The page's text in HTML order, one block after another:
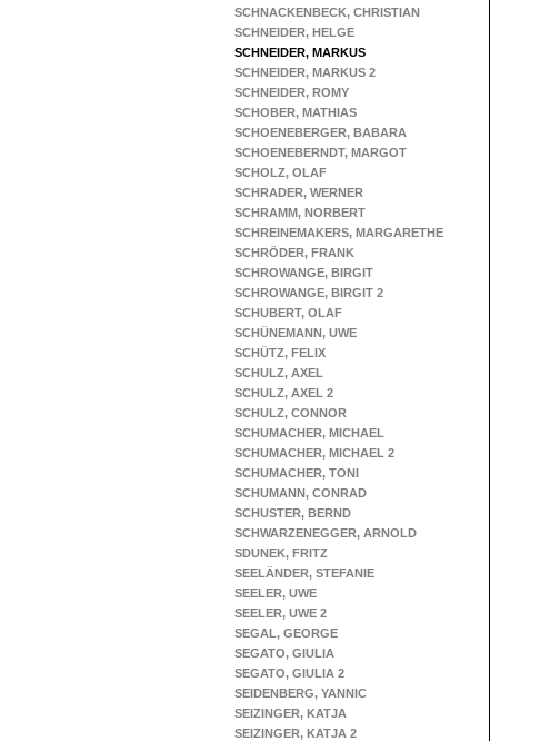
SCHNACKENBECK, CHRISTIAN
SCHNEIDER, HELGE
SCHNEIDER, MARKUS
SCHNEIDER, MARKUS 2
SCHNEIDER, ROMY
SCHOBER, MATHIAS
SCHOENEBERGER, BABARA
SCHOENEBERNDT, MARGOT
SCHOLZ, OLAF
SCHRADER, WERNER
SCHRAMM, NORBERT
SCHREINEMAKERS, MARGARETHE
SCHRÖDER, FRANK
SCHROWANGE, BIRGIT
SCHROWANGE, BIRGIT 2
SCHUBERT, OLAF
SCHÜNEMANN, UWE
SCHÜTZ, FELIX
SCHULZ, AXEL
SCHULZ, AXEL 2
SCHULZ, CONNOR
SCHUMACHER, MICHAEL
SCHUMACHER, MICHAEL 2
SCHUMACHER, TONI
SCHUMANN, CONRAD
SCHUSTER, BERND
SCHWARZENEGGER, ARNOLD
SDUNEK, FRITZ
SEELÄNDER, STEFANIE
SEELER, UWE
SEELER, UWE 2
SEGAL, GEORGE
SEGATO, GIULIA
SEGATO, GIULIA 2
SEIDENBERG, YANNIC
SEIZINGER, KATJA
SEIZINGER, KATJA 2